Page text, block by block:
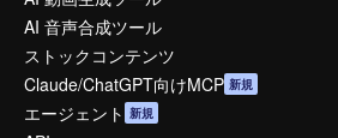
AI 音声合成ツール
ストックコンテンツ
Claude/ChatGPT向けMCP 新規
エージェント 新規